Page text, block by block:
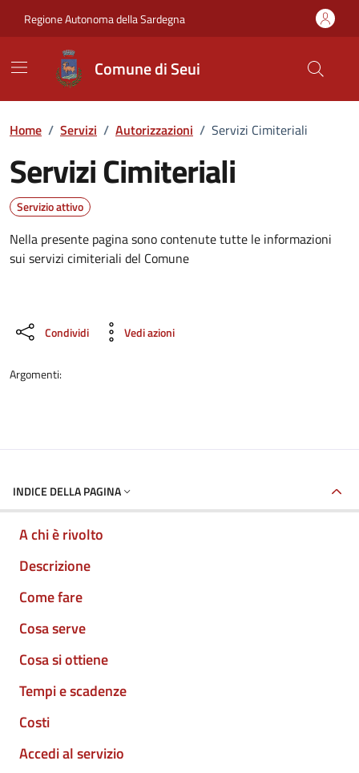
Regione Autonoma della Sardegna
Comune di Seui
Home / Servizi / Autorizzazioni / Servizi Cimiteriali
Servizi Cimiteriali
Dettagli del servizio
Servizio attivo
Nella presente pagina sono contenute tutte le informazioni
sui servizi cimiteriali del Comune
Condividi Vedi azioni
Argomenti:
INDICE DELLA PAGINA
A chi è rivolto
Descrizione
Come fare
Cosa serve
Cosa si ottiene
Tempi e scadenze
Costi
Accedi al servizio